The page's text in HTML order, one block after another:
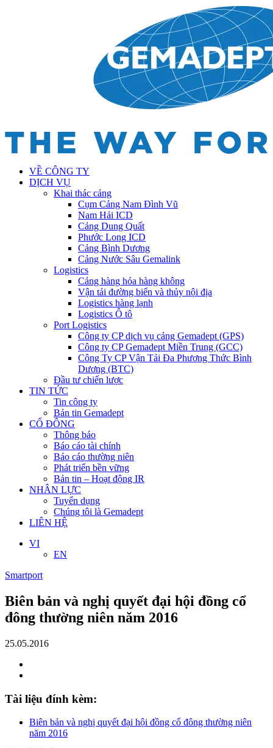
VỀ CÔNG TY
DỊCH VỤ
Khai thác cảng
Cụm Cảng Nam Đình Vũ
Nam Hải ICD
Cảng Dung Quất
Phước Long ICD
Cảng Bình Dương
Cảng Nước Sâu Gemalink
Logistics
Cảng hàng hóa hàng không
Vận tải đường biển và thủy nội địa
Logistics hàng lạnh
Logistics Ô tô
Port Logistics
Công ty CP dịch vụ cảng Gemadept (GPS)
Công ty CP Gemadept Miền Trung (GCC)
Công Ty CP Vận Tải Đa Phương Thức Bình
Dương (BTC)
Đầu tư chiến lược
TIN TỨC
Tin công ty
Bản tin Gemadept
CỔ ĐÔNG
Thông báo
Báo cáo tài chính
Báo cáo thường niên
Phát triển bền vững
Bản tin – Hoạt động IR
NHÂN LỰC
Tuyển dụng
Chúng tôi là Gemadept
LIÊN HỆ
VI
EN
Smartport
Biên bản và nghị quyết đại hội đồng cổ
đông thường niên năm 2016
25.05.2016
Tài liệu đính kèm:
Biên bản và nghị quyết đại hội đồng cổ đông thường niên
năm 2016